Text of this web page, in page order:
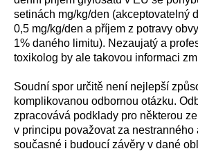
setinách mg/kg/den (akceptovatelný
0,5 mg/kg/den a příjem z potravy
1% daného limitu). Nezaujatý a
toxikolog by ale takovou informaci
Soudní spor určitě není nejlepší
komplikovanou odbornou otázku.
zpracovává podklady pro některou
v principu považovat za nestranného
současné i budoucí závěry v dané